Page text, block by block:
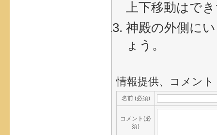
上下移動はで
神殿の外側に
ょう。
情報提供、コメント
名前 (必須)
コメント(必
須)